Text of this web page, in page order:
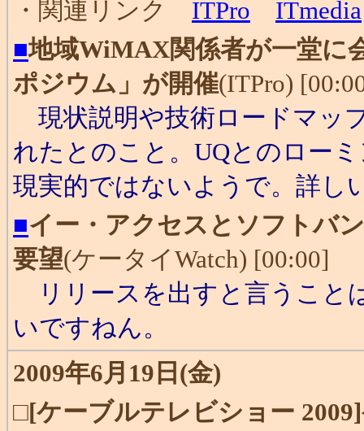
・関連リンク ITPro
ITmedia
■地域WiMAX関係者が一堂に
ポジウム」が開催(ITPro)
現状説明や技術ロードマッ
れたとのこと。UQとのロー
現実的ではないようで。詳し
■イー・アクセスとソフトバ
要望(ケータイWatch) [00:00]
リリースを出すと言うこと
いですねん。
2009年6月19日(金)
□[ケーブルテレビショー